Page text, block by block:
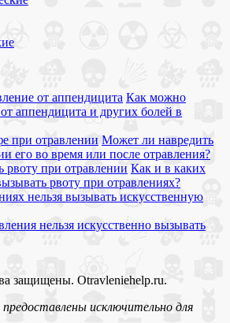
Как можно
аппендицита и других болей в
Может ли навредить
его во время или после отравления?
Как и в каких
рвоту при отравлениях?
нельзя искусственно вызывать
защищены. Otravleniehelp.ru.
исключительно для